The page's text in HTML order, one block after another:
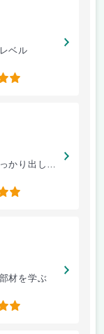
ベル
頑張れば大丈夫だし提出物をしっかり出していれば単位は取れる。
材を学ぶ